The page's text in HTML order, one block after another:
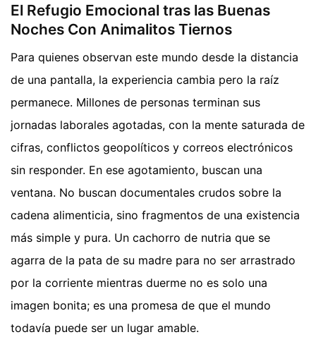
El Refugio Emocional tras las Buenas
Noches Con Animalitos Tiernos
Para quienes observan este mundo desde la distancia
de una pantalla, la experiencia cambia pero la raíz
permanece. Millones de personas terminan sus
jornadas laborales agotadas, con la mente saturada de
cifras, conflictos geopolíticos y correos electrónicos
sin responder. En ese agotamiento, buscan una
ventana. No buscan documentales crudos sobre la
cadena alimenticia, sino fragmentos de una existencia
más simple y pura. Un cachorro de nutria que se
agarra de la pata de su madre para no ser arrastrado
por la corriente mientras duerme no es solo una
imagen bonita; es una promesa de que el mundo
todavía puede ser un lugar amable.